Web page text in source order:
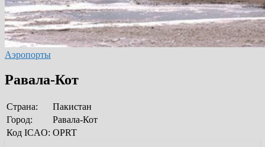
Аэропорты
Равала-Кот
Страна:
Пакистан
Город:
Равала-Кот
Код ICAO: OPRT